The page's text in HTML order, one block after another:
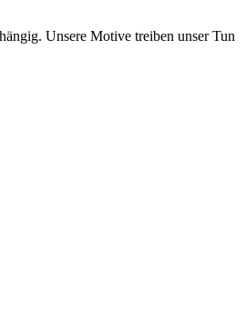
Unsere Motive treiben unser Tun